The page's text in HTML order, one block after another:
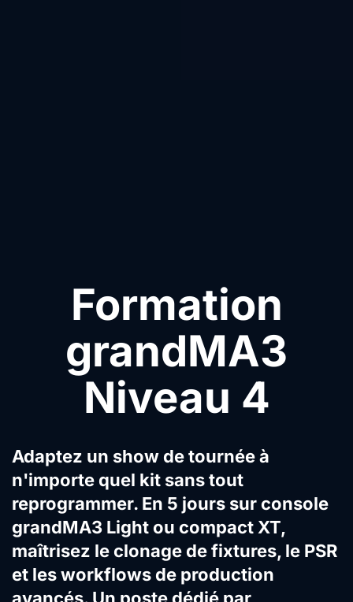
Formation
grandMA3
Niveau 4
Adaptez un show de tournée à
n'importe quel kit sans tout
reprogrammer. En 5 jours sur console
grandMA3 Light ou compact XT,
maîtrisez le clonage de fixtures, le PSR
et les workflows de production